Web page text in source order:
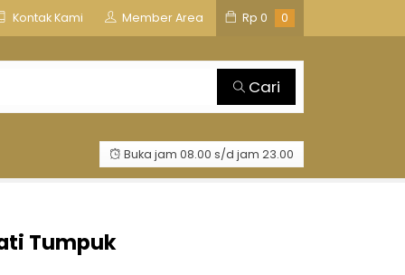
Kontak Kami Member Area Rp 0 0
TOSAN AJI GROUP
Cari
Buka jam 08.00 s/d jam 23.00
Tumpuk